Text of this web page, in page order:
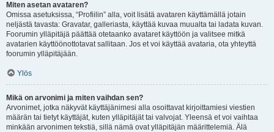
Miten asetan avataren?
Omissa asetuksissa, “Profiilin” alla, voit lisätä avataren käyttämällä jotain
neljästä tavasta: Gravatar, galleriasta, käyttää kuvaa muualta tai ladata kuvan.
Foorumin ylläpitäjä päättää otetaanko avataret käyttöön ja valitsee mitkä
avatarien käyttöönottotavat sallitaan. Jos et voi käyttää avataria, ota yhteyttä
foorumin ylläpitäjään.
Ylös
Mikä on arvonimi ja miten vaihdan sen?
Arvonimet, jotka näkyvät käyttäjänimesi alla osoittavat kirjoittamiesi viestien
määrän tai tietyt käyttäjät, kuten ylläpitäjät tai valvojat. Yleensä et voi vaihtaa
minkään arvonimen tekstiä, sillä nämä ovat ylläpitäjän määrittelemiä. Älä